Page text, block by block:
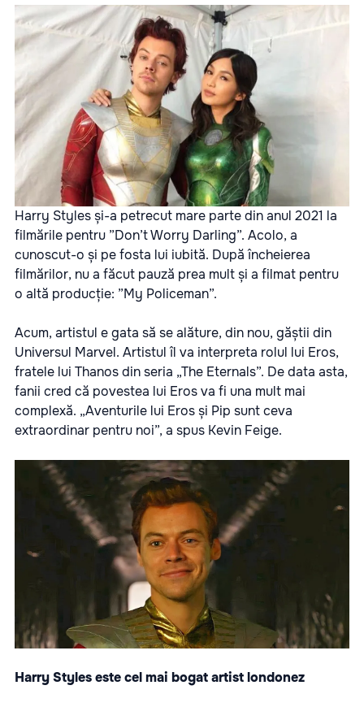
Harry Styles și-a petrecut mare parte din anul 2021 la
filmările pentru ”Don’t Worry Darling”. Acolo, a
cunoscut-o și pe fosta lui iubită. După încheierea
filmărilor, nu a făcut pauză prea mult și a filmat pentru
o altă producție: ”My Policeman”.
Acum, artistul e gata să se alăture, din nou, găștii din
Universul Marvel. Artistul îl va interpreta rolul lui Eros,
fratele lui Thanos din seria „The Eternals”. De data asta,
fanii cred că povestea lui Eros va fi una mult mai
complexă. „Aventurile lui Eros și Pip sunt ceva
extraordinar pentru noi”, a spus Kevin Feige.
Harry Styles este cel mai bogat artist londonez